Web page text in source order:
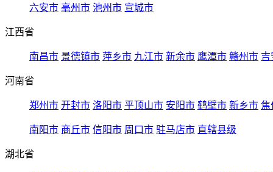
六安市 亳州市 池州市 宣城市
江西省
南昌市 景德镇市 萍乡市 九江市 新余市 鹰潭市 赣州市 吉
河南省
郑州市 开封市 洛阳市 平顶山市 安阳市 鹤壁市 新乡市 焦
南阳市 商丘市 信阳市 周口市 驻马店市 直辖县级
湖北省